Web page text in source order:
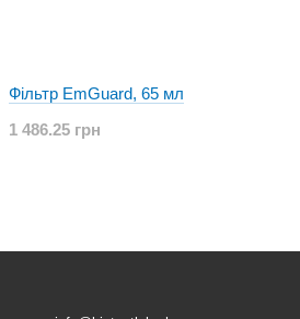
Фільтр EmGuard, 65 мл
1 486.25 грн